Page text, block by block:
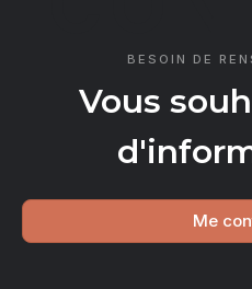
BESOIN DE
Vous
Me